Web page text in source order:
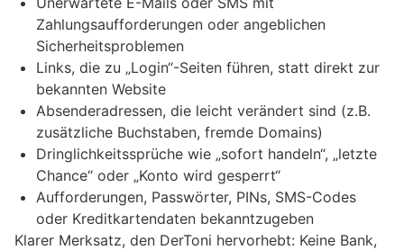
Zahlungsaufforderungen oder angeblichen
Sicherheitsproblemen
Links, die zu „Login“-Seiten führen, statt direkt zur
bekannten Website
Absenderadressen, die leicht verändert sind (z.B.
zusätzliche Buchstaben, fremde Domains)
Dringlichkeitssprüche wie „sofort handeln“, „letzte
Chance“ oder „Konto wird gesperrt“
Aufforderungen, Passwörter, PINs, SMS-Codes
oder Kreditkartendaten bekanntzugeben
Klarer Merksatz, den DerToni hervorhebt: Keine Bank,